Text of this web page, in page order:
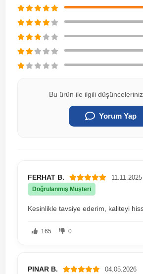
Bu ürün ile ilgili
Yorum Yap
FERHAT B. 11.11.2025
Doğrulanmış Müşteri
Kesinlikle tavsiye ederim, kaliteyi
165 0
PINAR B. 04.05.2026